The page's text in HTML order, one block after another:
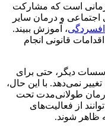
زمانی است که مشارکت
اجتماعی و درمان سایر
افسردگی، آموزش ببیند.
قانونی انجام
دیگر، حتی برای
نمی‌دهد. با این حال،
طولانی‌مدت تحت
از فعالیت‌های
ظاهر شوند.